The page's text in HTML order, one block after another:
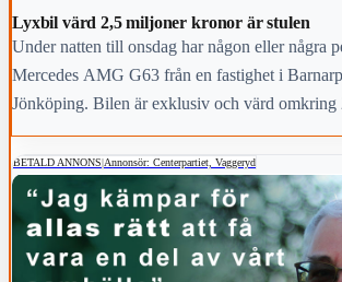
Lyxbil värd 2,5 miljoner kronor är stulen
Under natten till onsdag har någon eller några
Mercedes AMG G63 från en fastighet i
Jönköping. Bilen är exklusiv och värd
BETALD ANNONS|Annonsör: Centerpartiet, Vaggeryd